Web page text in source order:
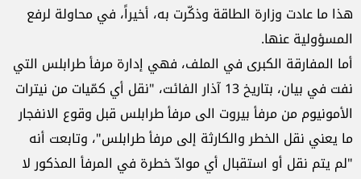
هذا ما عادت وزارة الطاقة وذكّرت به، أخيراً، في محاولة لرفع
المسؤولية عنها.
أما المفارقة الكبرى في الملف، فهي إدارة مرفأ طرابلس التي
نفت في بيان، بتاريخ 13 آذار الفائت، "نقل أي كمّيات من نيترات
الأمونيوم من مرفأ بيروت الى مرفأ طرابلس قبل وقوع الانفجار
ما يعني نقل الخطر والكارثة إلى مرفأ طرابلس"، وتابعت أنه
"لم يتم نقل أو استقبال أي موادّ خطرة في المرفأ المذكور لا